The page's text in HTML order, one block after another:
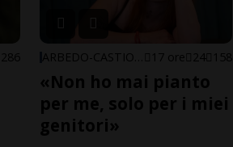
286 17 ore 24 158
«Non ho mai pianto
per me, solo per i miei
genitori»